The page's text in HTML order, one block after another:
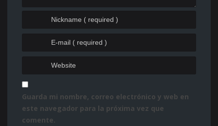
Guarda mi nombre, correo electrónico y web en
este navegador para la próxima vez que
comente.